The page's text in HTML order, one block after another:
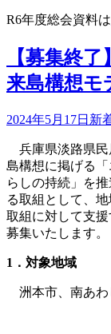
R6年度総会資料は
【募集終
来島構想モ
2024年5月17日 新
兵庫県淡路県民
島構想に掲げる
らしの持続」を
る取組として、
取組に対して支
募集いたします。
1 ．対象地域
洲本市、南あわ